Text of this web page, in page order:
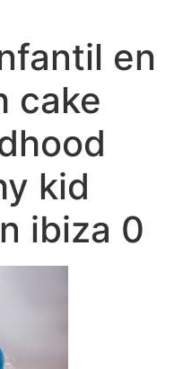
en
cake
kid
ibiza 0